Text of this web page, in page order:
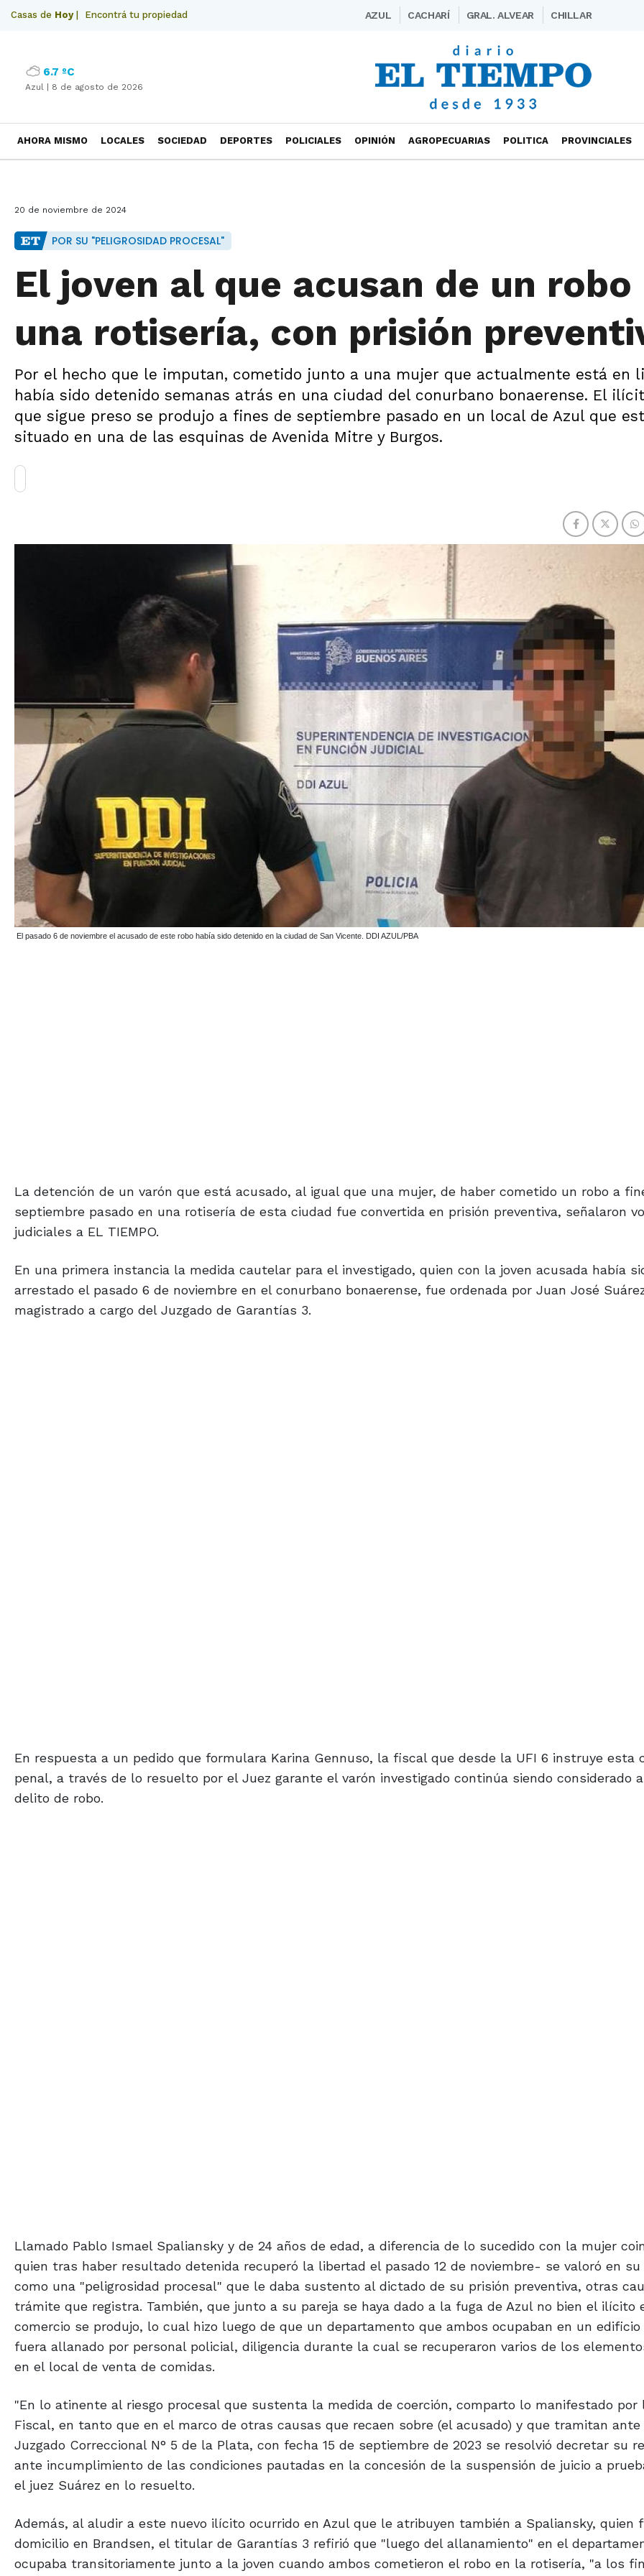
Casas de Hoy| Encontrá tu propiedad AZUL CACHARÍ GRAL. ALVEAR CHILLAR
6.7 ºC
Azul | 8 de agosto de 2026
AHORA MISMO LOCALES SOCIEDAD DEPORTES POLICIALES OPINIÓN AGROPECUARIAS POLITICA PROVINCIALES
20 de noviembre de 2024
POR SU "PELIGROSIDAD PROCESAL"
El joven al que acusan de un robo
una rotisería, con prisión
Por el hecho que le imputan, cometido junto a una mujer que actualmente está en
había sido detenido semanas atrás en una ciudad del conurbano bonaerense. El
que sigue preso se produjo a fines de septiembre pasado en un local de Azul que
situado en una de las esquinas de Avenida Mitre y Burgos.
El pasado 6 de noviembre el acusado de este robo había sido detenido en la ciudad de San Vicente. DDI AZUL/PBA
La detención de un varón que está acusado, al igual que una mujer, de haber cometido un robo a
septiembre pasado en una rotisería de esta ciudad fue convertida en prisión preventiva, señalaron
judiciales a EL TIEMPO.
En una primera instancia la medida cautelar para el investigado, quien con la joven acusada había
arrestado el pasado 6 de noviembre en el conurbano bonaerense, fue ordenada por Juan José
magistrado a cargo del Juzgado de Garantías 3.
En respuesta a un pedido que formulara Karina Gennuso, la fiscal que desde la UFI 6 instruye esta
penal, a través de lo resuelto por el Juez garante el varón investigado continúa siendo considerado
delito de robo.
Llamado Pablo Ismael Spaliansky y de 24 años de edad, a diferencia de lo sucedido con la mujer
quien tras haber resultado detenida recuperó la libertad el pasado 12 de noviembre- se valoró en su
como una "peligrosidad procesal" que le daba sustento al dictado de su prisión preventiva, otras
trámite que registra. También, que junto a su pareja se haya dado a la fuga de Azul no bien el ilícito
comercio se produjo, lo cual hizo luego de que un departamento que ambos ocupaban en un
fuera allanado por personal policial, diligencia durante la cual se recuperaron varios de los
en el local de venta de comidas.
"En lo atinente al riesgo procesal que sustenta la medida de coerción, comparto lo manifestado por
Fiscal, en tanto que en el marco de otras causas que recaen sobre (el acusado) y que tramitan ante
Juzgado Correccional N° 5 de la Plata, con fecha 15 de septiembre de 2023 se resolvió decretar su
ante incumplimiento de las condiciones pautadas en la concesión de la suspensión de juicio a
el juez Suárez en lo resuelto.
Además, al aludir a este nuevo ilícito ocurrido en Azul que le atribuyen también a Spaliansky, quien
domicilio en Brandsen, el titular de Garantías 3 refirió que "luego del allanamiento" en el
ocupaba transitoriamente junto a la joven cuando ambos cometieron el robo en la rotisería, "a los